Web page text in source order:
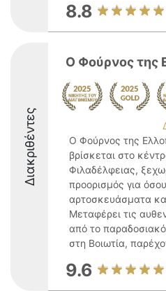
8.8
Διακριθέντες
Ο Φούρνος της
Ο Φούρνος της
βρίσκεται στο
Φιλαδέλφειας,
προορισμός για
αρτοσκευάσματα
Μεταφέρει τις
από το
στη Βοιωτία,
9.6